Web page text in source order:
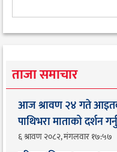
ताजा समाचार
आज श्रावण २४ गते
पाथिभरा माताको दर्शन
६ श्रावण २०८२, मंगलवार १७:५७